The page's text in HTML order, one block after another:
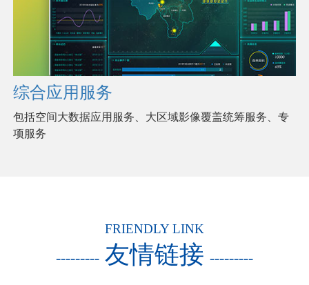
综合应用服务
包括空间大数据应用服务、大区域影像覆盖统筹服务、专
项服务
FRIENDLY LINK
--------- 友情链接 ---------